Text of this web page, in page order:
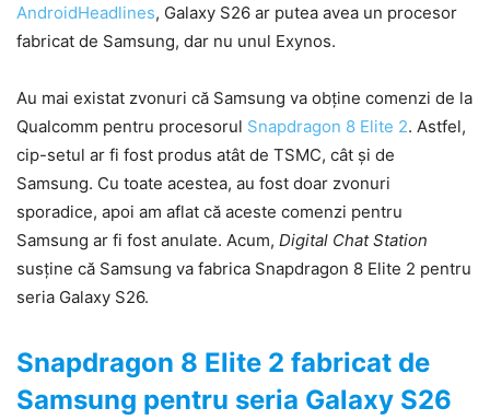
AndroidHeadlines, Galaxy S26 ar putea avea un procesor
fabricat de Samsung, dar nu unul Exynos.
Au mai existat zvonuri că Samsung va obține comenzi de la
Qualcomm pentru procesorul Snapdragon 8 Elite 2. Astfel,
cip-setul ar fi fost produs atât de TSMC, cât și de
Samsung. Cu toate acestea, au fost doar zvonuri
sporadice, apoi am aflat că aceste comenzi pentru
Samsung ar fi fost anulate. Acum, Digital Chat Station
susține că Samsung va fabrica Snapdragon 8 Elite 2 pentru
seria Galaxy S26.
Snapdragon 8 Elite 2 fabricat de
Samsung pentru seria Galaxy S26